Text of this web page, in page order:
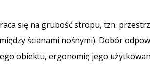
się na grubość stropu, tzn.
ścianami nośnymi). Dobór
obiektu, ergonomię jego